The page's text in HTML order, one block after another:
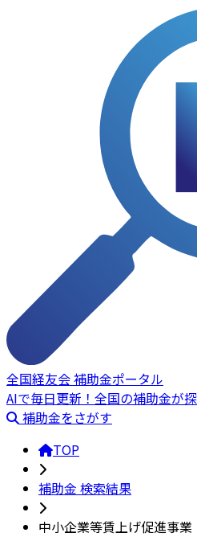
全国経友会 補助金ポータル
AIで毎日更新！全国の補助金が
補助金をさがす
TOP
補助金 検索結果
中小企業等賃上げ促進事業